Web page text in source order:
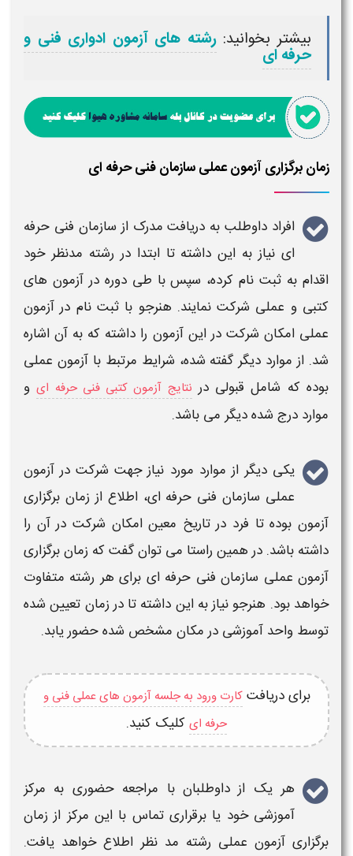
بیشتر بخوانید: رشته های آزمون ادواری فنی و
حرفه ای
زمان برگزاری آزمون عملی سازمان فنی حرفه ای
افراد داوطلب به دریافت مدرک از سازمان فنی حرفه
ای نیاز به این داشته تا ابتدا در رشته مدنظر خود
اقدام به ثبت نام کرده، سپس با طی دوره درآزمون های
کتبی و عملی شرکت نمایند. هنرجو با ثبت نام در آزمون
عملی امکان شرکت در اینآزمون را داشته که به آن اشاره
شد. از موارد دیگر گفته شده، شرایط مرتبط با آزمون عملی
بوده که شامل قبولی در نتایج آزمون کتبی فنی حرفه ایو
موارد درج شده دیگر می باشد.
یکی دیگر از موارد مورد نیاز جهت شرکت در آزمون
عملی سازمان فنی حرفه ای، اطلاع از زمان برگزاری
آزمون بوده تا فرد در تاریخ معین امکان شرکت در آن را
داشته باشد. در همین راستا می توان گفت که زمان برگزاری
آزمون عملی سازمان فنی حرفه ای برای هر رشته متفاوت
خواهد بود. هنرجو نیاز به این داشته تا در زمان تعیین شده
توسط واحد آموزشی در مکان مشخص شده حضور یابد.
برای دریافتکارت ورود به جلسه آزمون های عملی فنی و
حرفه ای کلیک کنید.
هر یک از داوطلبان با مراجعه حضوری به مرکز
آموزشی خود یا برقراری تماس با این مرکز از زمان
برگزاری آزمون عملی رشته مد نظر اطلاع خواهد یافت.